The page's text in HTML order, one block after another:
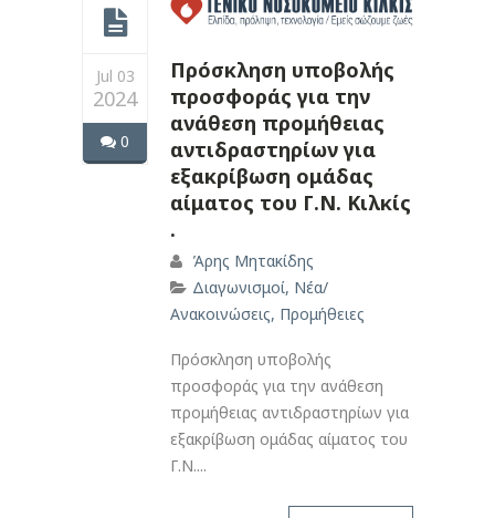
Jul 03
2024
0
Πρόσκληση υποβολής
προσφοράς για την
ανάθεση προμήθειας
αντιδραστηρίων για
εξακρίβωση ομάδας
αίματος του Γ.Ν. Κιλκίς
.
Άρης Μητακίδης
Διαγωνισμοί, Νέα/
Ανακοινώσεις, Προμήθειες
Πρόσκληση υποβολής
προσφοράς για την ανάθεση
προμήθειας αντιδραστηρίων για
εξακρίβωση ομάδας αίματος του
Γ.Ν....